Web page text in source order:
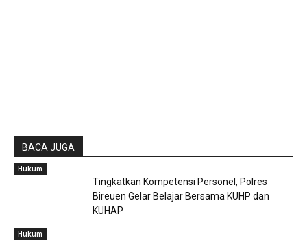
BACA JUGA
Hukum
Tingkatkan Kompetensi Personel, Polres
Bireuen Gelar Belajar Bersama KUHP dan
KUHAP
Hukum